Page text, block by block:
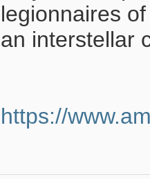
legionnaires
an interstellar
https://